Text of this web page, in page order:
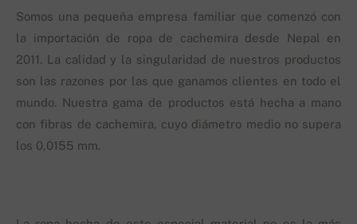
Somos una pequeña empresa familiar que comenzó con
la importación de ropa de cachemira desde Nepal en
2011. La calidad y la singularidad de nuestros productos
son las razones por las que ganamos clientes en todo el
mundo. Nuestra gama de productos está hecha a mano
con fibras de cachemira, cuyo diámetro medio no supera
los 0,0155 mm.